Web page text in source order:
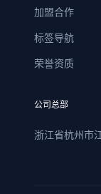
加盟合作
标签导航
荣誉资质
公司总部
浙江省杭州市